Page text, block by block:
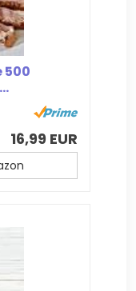
500
16,99 EUR